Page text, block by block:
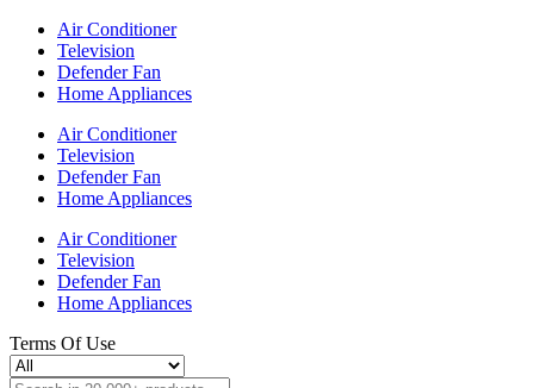
Air Conditioner
Television
Defender Fan
Home Appliances
Air Conditioner
Television
Defender Fan
Home Appliances
Air Conditioner
Television
Defender Fan
Home Appliances
Terms Of Use